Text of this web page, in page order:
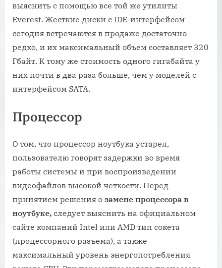
выяснить с помощью все той же утилиты
Everest. Жесткие диски с IDE-интерфейсом
сегодня встречаются в продаже достаточно
редко, и их максимальный объем составляет 320
Гбайт. К тому же стоимость одного гигабайта у
них почти в два раза больше, чем у моделей с
интерфейсом SATA.
Процессор
О том, что процессор ноутбука устарел,
пользователю говорят задержки во время
работы системы и при воспроизведении
видеофайлов высокой четкости. Перед
принятием решения о замене процессора в
ноутбуке, следует выяснить на официальном
сайте компаний Intel или AMD тип сокета
(процессорного разъема), а также
максимальный уровень энергопотребления